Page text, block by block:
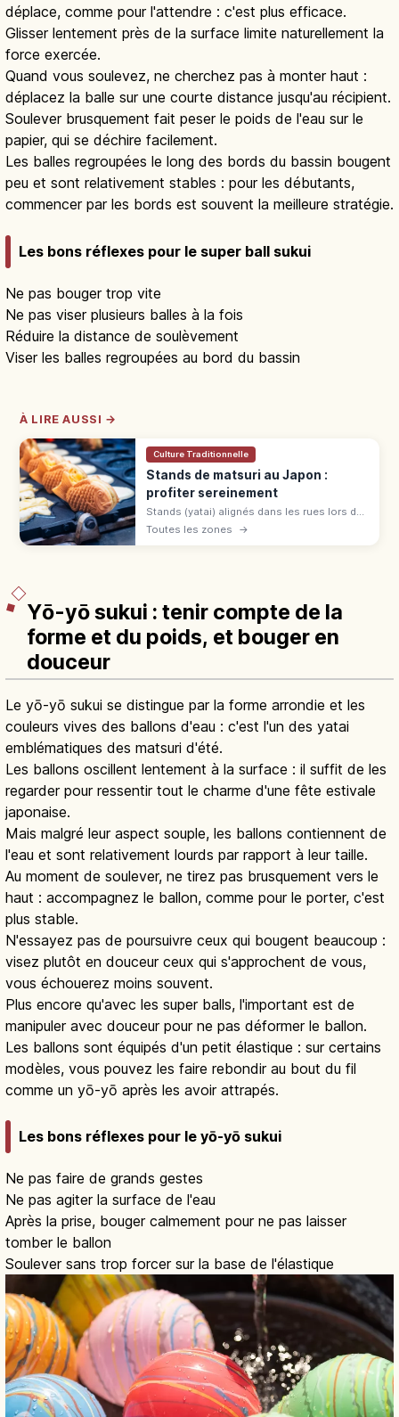
déplace, comme pour l'attendre : c'est plus efficace.
Glisser lentement près de la surface limite naturellement la
force exercée.
Quand vous soulevez, ne cherchez pas à monter haut :
déplacez la balle sur une courte distance jusqu'au récipient.
Soulever brusquement fait peser le poids de l'eau sur le
papier, qui se déchire facilement.
Les balles regroupées le long des bords du bassin bougent
peu et sont relativement stables : pour les débutants,
commencer par les bords est souvent la meilleure stratégie.
Les bons réflexes pour le super ball sukui
Ne pas bouger trop vite
Ne pas viser plusieurs balles à la fois
Réduire la distance de soulèvement
Viser les balles regroupées au bord du bassin
À LIRE AUSSI →
Culture Traditionnelle
Stands de matsuri au Japon :
profiter sereinement
Stands (yatai) alignés dans les rues lors des
matsuri japonais du printemps à l'automne :
Toutes les zones →
Yō-yō sukui : tenir compte de la
forme et du poids, et bouger en
douceur
Le yō-yō sukui se distingue par la forme arrondie et les
couleurs vives des ballons d'eau : c'est l'un des yatai
emblématiques des matsuri d'été.
Les ballons oscillent lentement à la surface : il suffit de les
regarder pour ressentir tout le charme d'une fête estivale
japonaise.
Mais malgré leur aspect souple, les ballons contiennent de
l'eau et sont relativement lourds par rapport à leur taille.
Au moment de soulever, ne tirez pas brusquement vers le
haut : accompagnez le ballon, comme pour le porter, c'est
plus stable.
N'essayez pas de poursuivre ceux qui bougent beaucoup :
visez plutôt en douceur ceux qui s'approchent de vous,
vous échouerez moins souvent.
Plus encore qu'avec les super balls, l'important est de
manipuler avec douceur pour ne pas déformer le ballon.
Les ballons sont équipés d'un petit élastique : sur certains
modèles, vous pouvez les faire rebondir au bout du fil
comme un yō-yō après les avoir attrapés.
Les bons réflexes pour le yō-yō sukui
Ne pas faire de grands gestes
Ne pas agiter la surface de l'eau
Après la prise, bouger calmement pour ne pas laisser
tomber le ballon
Soulever sans trop forcer sur la base de l'élastique